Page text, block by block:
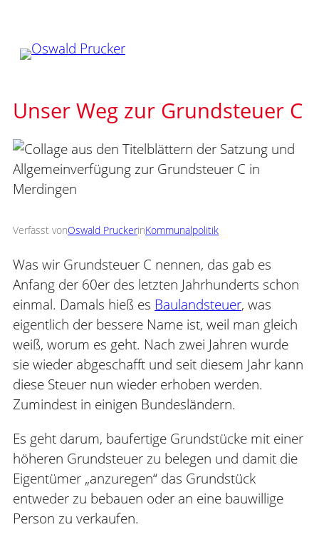
springen
Unser Weg zur Grundsteuer C
Verfasst vonOswald PruckerinKommunalpolitik
Was wir Grundsteuer C nennen, das gab es
Anfang der 60er des letzten Jahrhunderts schon
einmal. Damals hieß es Baulandsteuer, was
eigentlich der bessere Name ist, weil man gleich
weiß, worum es geht. Nach zwei Jahren wurde
sie wieder abgeschafft und seit diesem Jahr kann
diese Steuer nun wieder erhoben werden.
Zumindest in einigen Bundesländern.
Es geht darum, baufertige Grundstücke mit einer
höheren Grundsteuer zu belegen und damit die
Eigentümer „anzuregen“ das Grundstück
entweder zu bebauen oder an eine bauwillige
Person zu verkaufen.